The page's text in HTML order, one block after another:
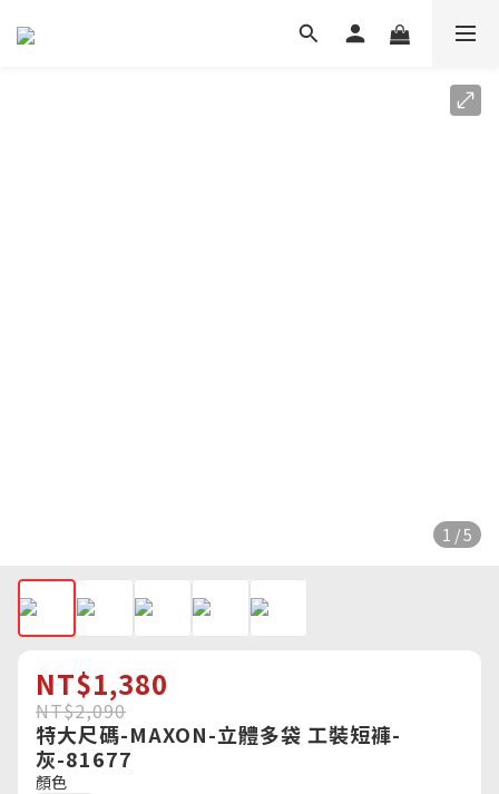
1 / 5
NT$1,380
NT$2,090
特大尺碼-MAXON-立體多袋 工裝短褲-
灰-81677
顏色